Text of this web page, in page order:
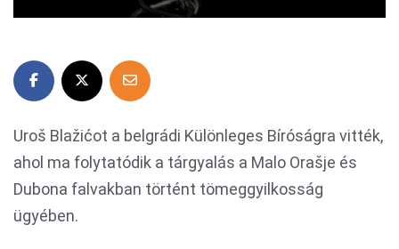
Uroš Blažićot a belgrádi Különleges Bíróságra vitték,
ahol ma folytatódik a tárgyalás a Malo Orašje és
Dubona falvakban történt tömeggyilkosság
ügyében.